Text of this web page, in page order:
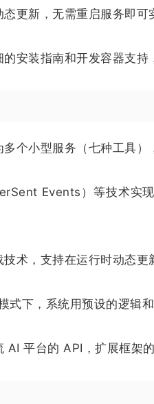
更新，无需重启服务即可
安装指南和开发容器支持
个小型服务（七种工具）
Events）等技术实
术，支持在运行时动态更
式下，系统用预设的逻辑
AI 平台的 API，扩展框架